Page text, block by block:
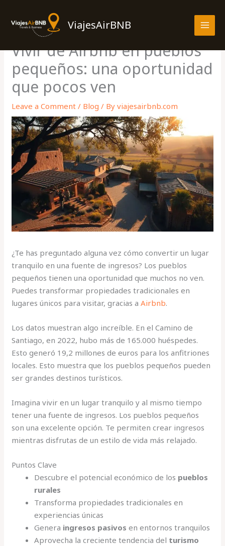
content
ViajesAirBNB
Vivir de Airbnb en pueblos
pequeños: una oportunidad
que pocos ven
Leave a Comment / Blog / Byviajesairbnb.com
¿Te has preguntado alguna vez cómo convertir un lugar
tranquilo en una fuente de ingresos? Los pueblos
pequeños tienen una oportunidad que muchos no ven.
Puedes transformar propiedades tradicionales en
lugares únicos para visitar, gracias aAirbnb.
Los datos muestran algo increíble. En el Camino de
Santiago, en 2022, hubo más de 165.000 huéspedes.
Esto generó 19,2 millones de euros para los anfitriones
locales. Esto muestra que los pueblos pequeños pueden
ser grandes destinos turísticos.
Imagina vivir en un lugar tranquilo y al mismo tiempo
tener una fuente de ingresos. Los pueblos pequeños
son una excelente opción. Te permiten crear ingresos
mientras disfrutas de un estilo de vida más relajado.
Puntos Clave
Descubre el potencial económico de los pueblos
rurales
Transforma propiedades tradicionales en
experiencias únicas
Genera ingresos pasivos en entornos tranquilos
Aprovecha la creciente tendencia del turismo